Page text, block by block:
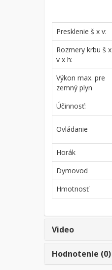
Presklenie š x v:
Rozmery krbu š x
v x h:
Výkon max. pre
zemný plyn
Účinnosť:
Ovládanie
Horák
Dymovod
Hmotnosť
Video
Hodnotenie (0)